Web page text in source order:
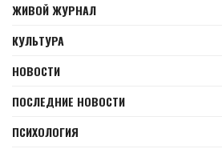
ЖИВОЙ ЖУРНАЛ
КУЛЬТУРА
НОВОСТИ
ПОСЛЕДНИЕ НОВОСТИ
ПСИХОЛОГИЯ